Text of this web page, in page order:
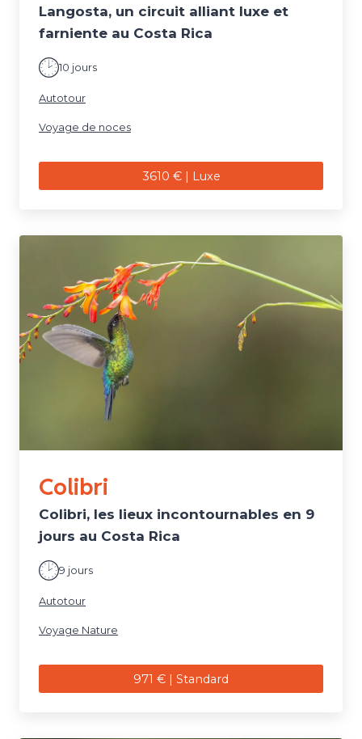
Langosta, un circuit alliant luxe et
farniente au Costa Rica
10 jours
Autotour
Voyage de noces
3610 € | Luxe
Colibri
Colibri, les lieux incontournables en 9
jours au Costa Rica
9 jours
Autotour
Voyage Nature
971 € | Standard